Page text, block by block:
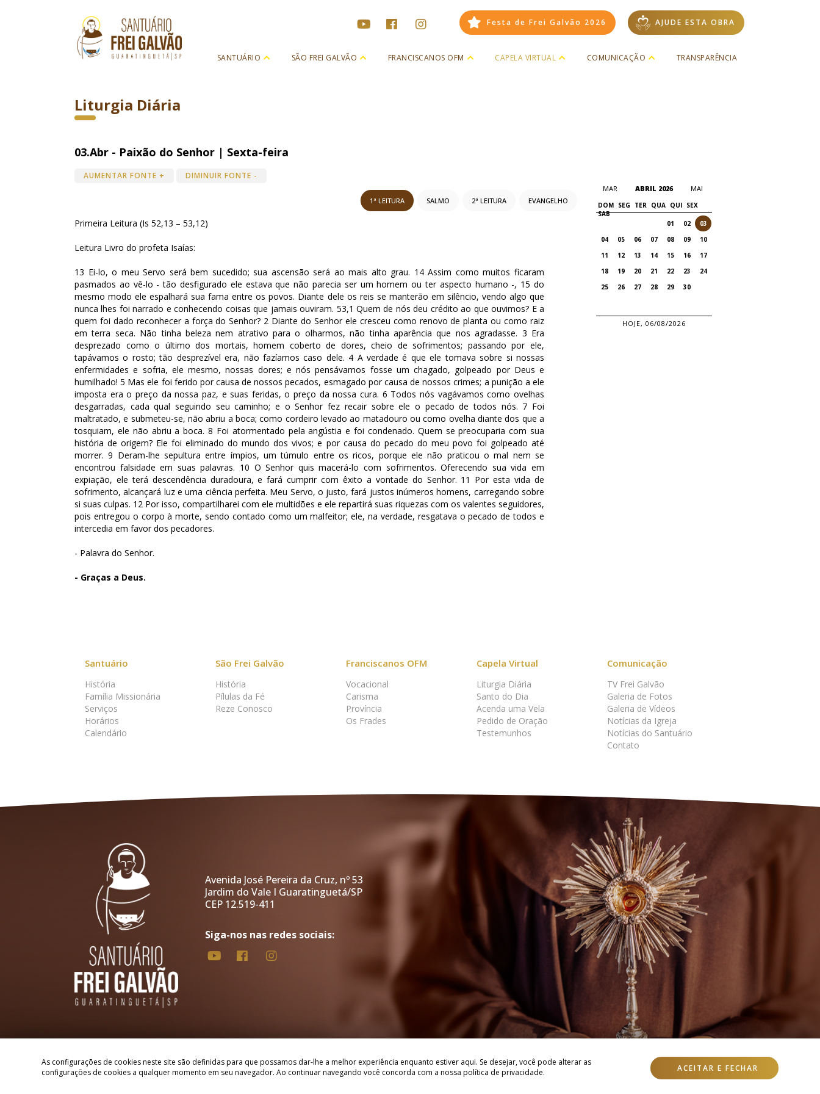
As configurações de cookies neste site são definidas para que possamos dar-lhe a melhor experiência enquanto estiver aqui. Se desejar, você pode alterar as
configurações de cookies a qualquer momento em seu navegador. Ao continuar navegando você concorda com a nossa política de privacidade.
ACEITAR E FECHAR
Festa de Frei Galvão 2026 AJUDE ESTA OBRA
SANTUÁRIO SÃO FREI GALVÃO FRANCISCANOS OFM CAPELA VIRTUAL COMUNICAÇÃO TRANSPARÊNCIA
Liturgia Diária
03.Abr - Paixão do Senhor | Sexta-feira
MAR ABRIL 2026 MAI
DOM SEG TER QUA QUI SEX
SAB
01
02
03
04
05 06 07 08 09
10
11
12 13 14 15 16
17
18
19 20 21 22 23
24
25
26 27 28 29 30
HOJE, 06/08/2026
AUMENTAR FONTE + DIMINUIR FONTE -
1ª LEITURA SALMO 2ª LEITURA EVANGELHO
Primeira Leitura (Is 52,13 – 53,12)
Leitura Livro do profeta Isaías:
13 Ei-lo, o meu Servo será bem sucedido; sua ascensão será ao mais alto grau. 14 Assim como muitos ficaram
pasmados ao vê-lo - tão desfigurado ele estava que não parecia ser um homem ou ter aspecto humano -, 15 do
mesmo modo ele espalhará sua fama entre os povos. Diante dele os reis se manterão em silêncio, vendo algo que
nunca lhes foi narrado e conhecendo coisas que jamais ouviram. 53,1 Quem de nós deu crédito ao que ouvimos? E a
quem foi dado reconhecer a força do Senhor? 2 Diante do Senhor ele cresceu como renovo de planta ou como raiz
em terra seca. Não tinha beleza nem atrativo para o olharmos, não tinha aparência que nos agradasse. 3 Era
desprezado como o último dos mortais, homem coberto de dores, cheio de sofrimentos; passando por ele,
tapávamos o rosto; tão desprezível era, não fazíamos caso dele. 4 A verdade é que ele tomava sobre si nossas
enfermidades e sofria, ele mesmo, nossas dores; e nós pensávamos fosse um chagado, golpeado por Deus e
humilhado! 5 Mas ele foi ferido por causa de nossos pecados, esmagado por causa de nossos crimes; a punição a ele
imposta era o preço da nossa paz, e suas feridas, o preço da nossa cura. 6 Todos nós vagávamos como ovelhas
desgarradas, cada qual seguindo seu caminho; e o Senhor fez recair sobre ele o pecado de todos nós. 7 Foi
maltratado, e submeteu-se, não abriu a boca; como cordeiro levado ao matadouro ou como ovelha diante dos que a
tosquiam, ele não abriu a boca. 8 Foi atormentado pela angústia e foi condenado. Quem se preocuparia com sua
história de origem? Ele foi eliminado do mundo dos vivos; e por causa do pecado do meu povo foi golpeado até
morrer. 9 Deram-lhe sepultura entre ímpios, um túmulo entre os ricos, porque ele não praticou o mal nem se
encontrou falsidade em suas palavras. 10 O Senhor quis macerá-lo com sofrimentos. Oferecendo sua vida em
expiação, ele terá descendência duradoura, e fará cumprir com êxito a vontade do Senhor. 11 Por esta vida de
sofrimento, alcançará luz e uma ciência perfeita. Meu Servo, o justo, fará justos inúmeros homens, carregando sobre
si suas culpas. 12 Por isso, compartilharei com ele multidões e ele repartirá suas riquezas com os valentes seguidores,
pois entregou o corpo à morte, sendo contado como um malfeitor; ele, na verdade, resgatava o pecado de todos e
intercedia em favor dos pecadores.
- Palavra do Senhor.
- Graças a Deus.
Santuário
História
Família Missionária
Serviços
Horários
Calendário
São Frei Galvão
História
Pílulas da Fé
Reze Conosco
Franciscanos OFM
Vocacional
Carisma
Província
Os Frades
Capela Virtual
Liturgia Diária
Santo do Dia
Acenda uma Vela
Pedido de Oração
Testemunhos
Comunicação
TV Frei Galvão
Galeria de Fotos
Galeria de Vídeos
Notícias da Igreja
Notícias do Santuário
Contato
Avenida José Pereira da Cruz, nº 53
Jardim do Vale I Guaratinguetá/SP
CEP 12.519-411
Siga-nos nas redes sociais:
Copyright © 2026 - Santuário Arquidiocesano de Santo Antônio de Sant' Anna Galvão.
Todos os direitos reservados, navegando no site você aceita a nossapolítica de privacidade.